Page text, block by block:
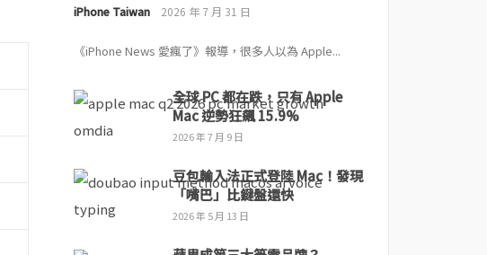
iPhone Taiwan 2026 年 7 月 31 日
《iPhone News 愛瘋了》報導，很多人以為 Apple...
全球 PC 都在跌，只有 Apple
Mac 逆勢狂飆 15.9%
2026 年 7 月 9 日
豆包輸入法正式登陸 Mac！發現
「嘴巴」比鍵盤還快
2026 年 5 月 13 日